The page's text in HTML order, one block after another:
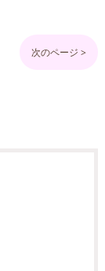
次のページ >